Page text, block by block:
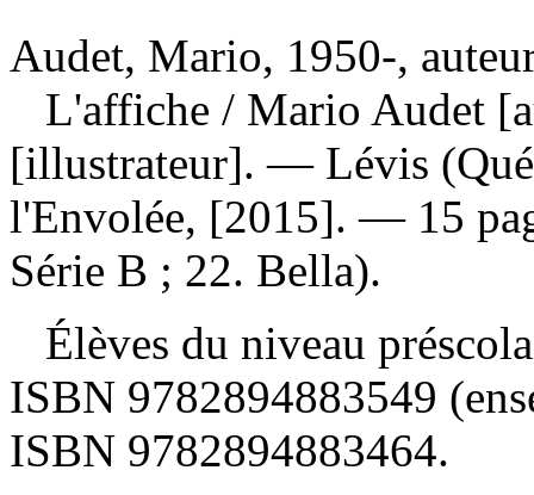
Audet, Mario, 1950-,
L'affiche / Mario Audet
[illustrateur]. — Lévis
l'Envolée, [2015]. — 15
Série B ; 22. Bella).
Élèves du niveau
ISBN 9782894883549
ISBN 9782894883464.